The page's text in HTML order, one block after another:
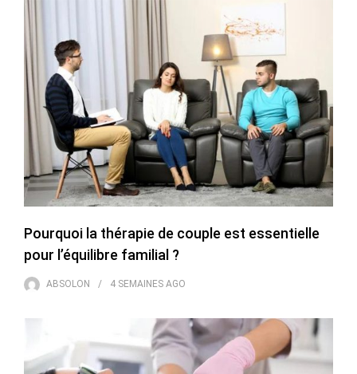
Pourquoi la thérapie de couple est essentielle
pour l’équilibre familial ?
ABSOLON 4 SEMAINES AGO